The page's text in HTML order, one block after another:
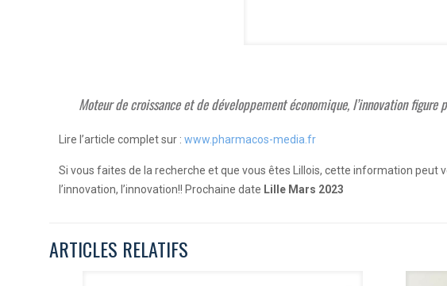
Moteur de croissance et de développement économique, l’innovation
Lire l’article complet sur :www.pharmacos-media.fr
Si vous faites de la recherche et que vous êtes Lillois, cette information peut
l’innovation, l’innovation!! Prochaine date Lille Mars 2023
ARTICLES RELATIFS